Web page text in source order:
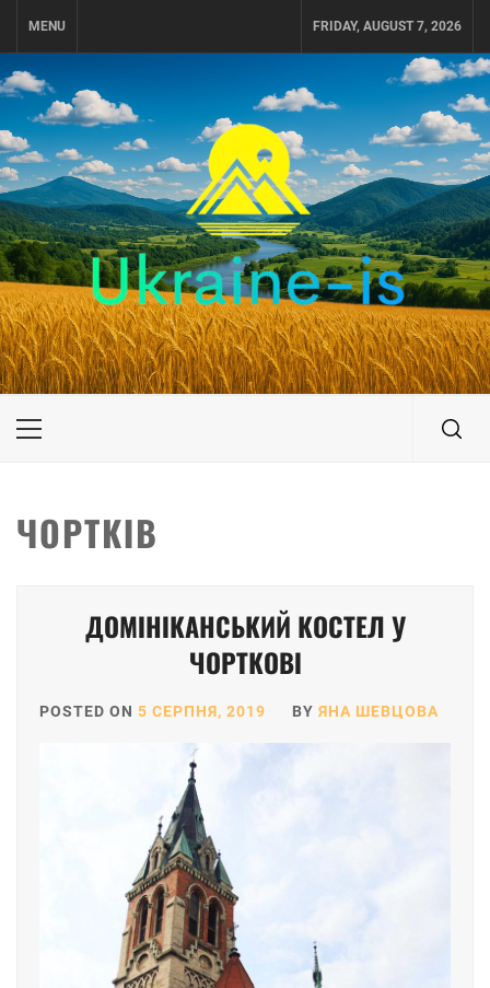
MENU FRIDAY, AUGUST 7, 2026
UKRAINE-IS
ПОДОРОЖI ПО УКРАЇНІ
Primary
ЧОРТКІВ
ДОМІНІКАНСЬКИЙ КОСТЕЛ У
ЧОРТКОВІ
POSTED ON 5 СЕРПНЯ, 2019 BY ЯНА ШЕВЦОВА